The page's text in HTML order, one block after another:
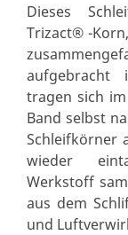
Dieses
Trizact® -
aufgebracht
tragen sich
Band selbst
Schleifkörner
wieder
Werkstoff
aus dem
und